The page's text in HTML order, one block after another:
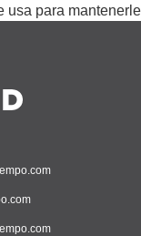
usa para